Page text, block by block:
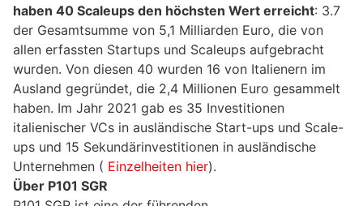
haben 40 Scaleups den höchsten Wert erreicht: 3.7
der Gesamtsumme von 5,1 Milliarden Euro, die von
allen erfassten Startups und Scaleups aufgebracht
wurden. Von diesen 40 wurden 16 von Italienern im
Ausland gegründet, die 2,4 Millionen Euro gesammelt
haben. Im Jahr 2021 gab es 35 Investitionen
italienischer VCs in ausländische Start-ups und Scale-
ups und 15 Sekundärinvestitionen in ausländische
Unternehmen ( Einzelheiten hier).
Über P101 SGR